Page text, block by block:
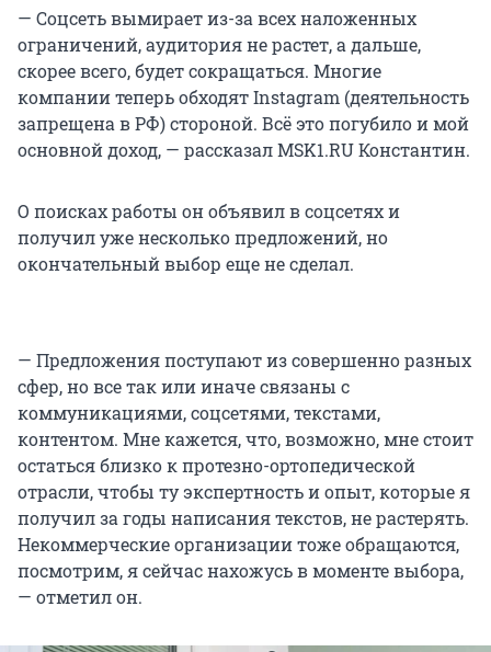
— Соцсеть вымирает из-за всех наложенных
ограничений, аудитория не растет, а дальше,
скорее всего, будет сокращаться. Многие
компании теперь обходят Instagram (деятельность
запрещена в РФ) стороной. Всё это погубило и мой
основной доход, — рассказал MSK1.RU Константин.
О поисках работы он объявил в соцсетях и
получил уже несколько предложений, но
окончательный выбор еще не сделал.
— Предложения поступают из совершенно разных
сфер, но все так или иначе связаны с
коммуникациями, соцсетями, текстами,
контентом. Мне кажется, что, возможно, мне стоит
остаться близко к протезно-ортопедической
отрасли, чтобы ту экспертность и опыт, которые я
получил за годы написания текстов, не растерять.
Некоммерческие организации тоже обращаются,
посмотрим, я сейчас нахожусь в моменте выбора,
— отметил он.